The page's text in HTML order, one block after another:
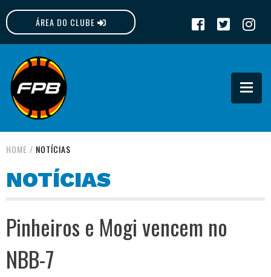
ÁREA DO CLUBE
FPB
HOME / NOTÍCIAS
NOTÍCIAS
Pinheiros e Mogi vencem no
NBB-7